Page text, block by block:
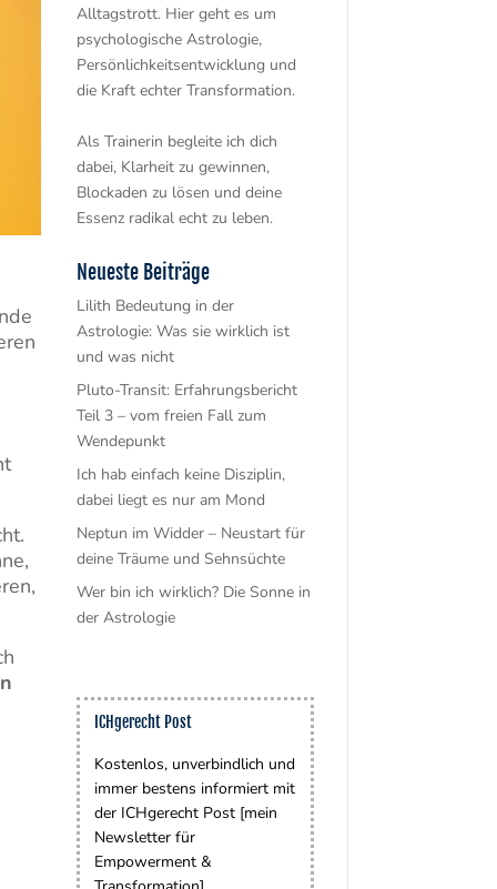
Alltagstrott. Hier geht es um
psychologische Astrologie,
Persönlichkeitsentwicklung und
die Kraft echter Transformation.
Als Trainerin begleite ich dich
dabei, Klarheit zu gewinnen,
Blockaden zu lösen und deine
Essenz radikal echt zu leben.
Neueste Beiträge
Lilith Bedeutung in der
Astrologie: Was sie wirklich ist
und was nicht
Pluto-Transit: Erfahrungsbericht
Teil 3 – vom freien Fall zum
Wendepunkt
Ich hab einfach keine Disziplin,
dabei liegt es nur am Mond
Neptun im Widder – Neustart für
deine Träume und Sehnsüchte
Wer bin ich wirklich? Die Sonne in
der Astrologie
ICHgerecht Post
Kostenlos, unverbindlich und
immer bestens informiert mit
der ICHgerecht Post [mein
Newsletter für
Empowerment &